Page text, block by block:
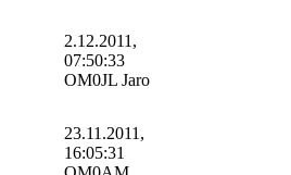
2.12.2011,
07:50:33
OM0JL Jaro
23.11.2011,
16:05:31